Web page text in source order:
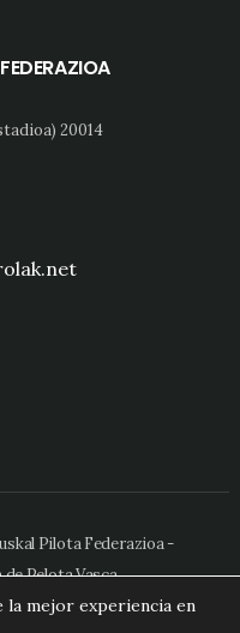
20014
Pilota Federazioa -
Pelota Vasca
mejor experiencia en